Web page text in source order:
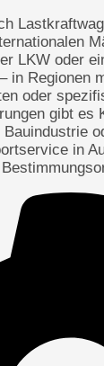
LKW oder
in Regionen
oder
gibt es
in